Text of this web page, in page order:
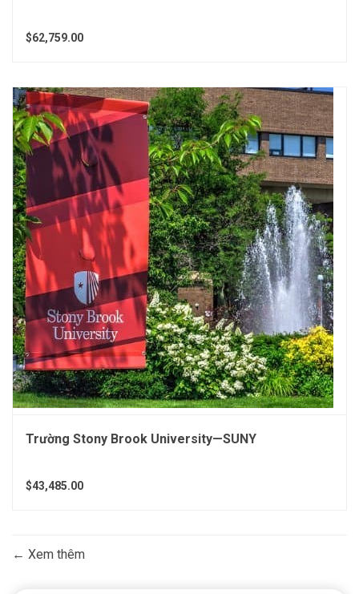
$62,759.00
Trường Stony Brook University—SUNY
$43,485.00
Xem thêm